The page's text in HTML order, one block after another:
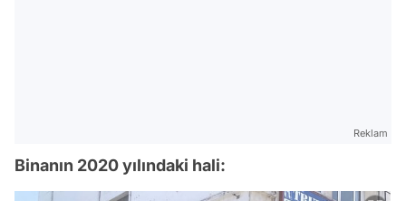
Reklam
Binanın 2020 yılındaki hali: